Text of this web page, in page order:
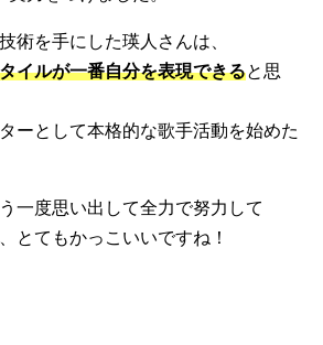
術を手にした瑛人さんは、
イルが一番自分を表現できると思
ーとして本格的な歌手活動を始めた
一度思い出して全力で努力して
とてもかっこいいですね！